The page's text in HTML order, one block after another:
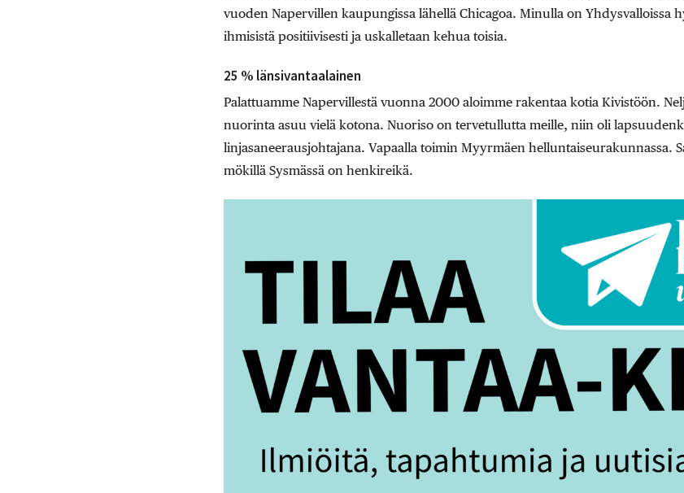
vuoden Napervillen kaupungissa lähellä Chicagoa. Minulla on Yhdysvalloissa
ihmisistä positiivisesti ja uskalletaan kehua toisia.
25 % länsivantaalainen
Palattuamme Napervillestä vuonna 2000 aloimme rakentaa kotia Kivistöön.
nuorinta asuu vielä kotona. Nuoriso on tervetullutta meille, niin oli
linjasaneerausjohtajana. Vapaalla toimin Myyrmäen helluntaiseurakunnassa.
mökillä Sysmässä on henkireikä.